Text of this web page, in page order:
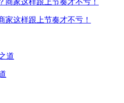
家这样跟上节奏才不亏！